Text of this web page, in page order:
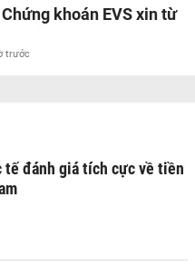
khoán EVS xin từ
trước
tế đánh giá tích cực về tiền